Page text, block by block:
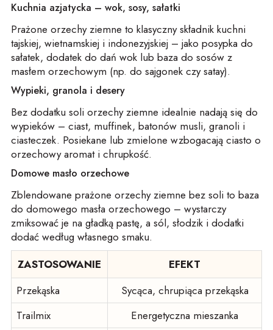
Kuchnia azjatycka – wok, sosy, sałatki
Prażone orzechy ziemne to klasyczny składnik kuchni
tajskiej, wietnamskiej i indonezyjskiej – jako posypka do
sałatek, dodatek do dań wok lub baza do sosów z
masłem orzechowym (np. do sajgonek czy satay).
Wypieki, granola i desery
Bez dodatku soli orzechy ziemne idealnie nadają się do
wypieków – ciast, muffinek, batonów musli, granoli i
ciasteczek. Posiekane lub zmielone wzbogacają ciasto o
orzechowy aromat i chrupkość.
Domowe masło orzechowe
Zblendowane prażone orzechy ziemne bez soli to baza
do domowego masła orzechowego – wystarczy
zmiksować je na gładką pastę, a sól, słodzik i dodatki
dodać według własnego smaku.
ZASTOSOWANIE
EFEKT
Przekąska
Sycąca, chrupiąca przekąska
Trailmix
Energetyczna mieszanka